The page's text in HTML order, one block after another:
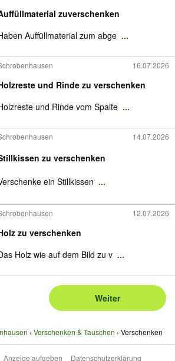
zuverschenken
Auffüllmaterial zum abge ...
16.07.2026
und Rinde zu verschenken
und Rinde vom Spalte ...
14.07.2026
zu verschenken
ein Stillkissen ...
12.07.2026
zu verschenken
Holz wie auf dem Bild zu v ...
Weiter
Verschenken & Tauschen Verschenken
Anzeige aufgeben Datenschutzerklärung